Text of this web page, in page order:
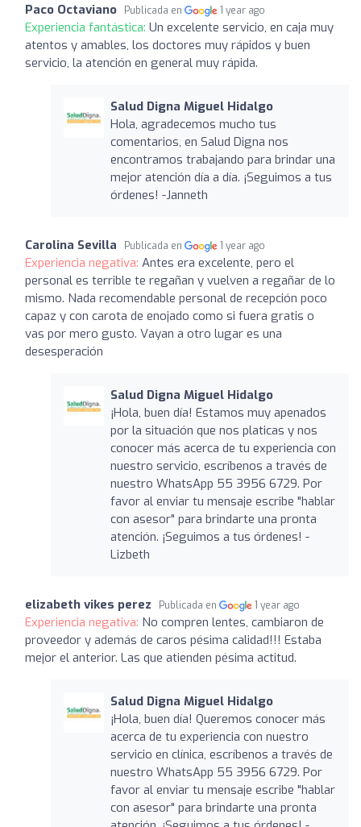
Paco Octaviano Publicada en 1 year ago
Experiencia fantástica: Un excelente servicio, en caja muy
atentos y amables, los doctores muy rápidos y buen
servicio, la atención en general muy rápida.
Salud Digna Miguel Hidalgo
Hola, agradecemos mucho tus
comentarios, en Salud Digna nos
encontramos trabajando para brindar una
mejor atención día a día. ¡Seguimos a tus
órdenes! -Janneth
Carolina Sevilla Publicada en 1 year ago
Experiencia negativa: Antes era excelente, pero el
personal es terrible te regañan y vuelven a regañar de lo
mismo. Nada recomendable personal de recepción poco
capaz y con carota de enojado como si fuera gratis o
vas por mero gusto. Vayan a otro lugar es una
desesperación
Salud Digna Miguel Hidalgo
¡Hola, buen día! Estamos muy apenados
por la situación que nos platicas y nos
conocer más acerca de tu experiencia con
nuestro servicio, escríbenos a través de
nuestro WhatsApp 55 3956 6729. Por
favor al enviar tu mensaje escribe "hablar
con asesor" para brindarte una pronta
atención. ¡Seguimos a tus órdenes! -
Lizbeth
elizabeth vikes perez Publicada en 1 year ago
Experiencia negativa: No compren lentes, cambiaron de
proveedor y además de caros pésima calidad!!! Estaba
mejor el anterior. Las que atienden pésima actitud.
Salud Digna Miguel Hidalgo
¡Hola, buen día! Queremos conocer más
acerca de tu experiencia con nuestro
servicio en clínica, escríbenos a través de
nuestro WhatsApp 55 3956 6729. Por
favor al enviar tu mensaje escribe "hablar
con asesor" para brindarte una pronta